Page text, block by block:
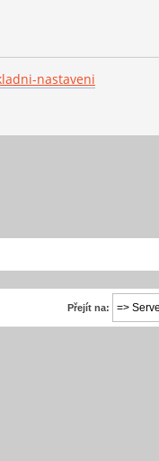
nastaveni
Přejít na: